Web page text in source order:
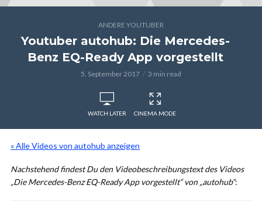
ANDERE YOUTUBER
Youtuber autohub: Die Mercedes-
Benz EQ-Ready App vorgestellt
5. September 2017 3 min read
WATCH LATER CINEMA MODE
« Alle Videos von autohub anzeigen
Nachstehend findest Du den Videobeschreibungstext des Videos
„Die Mercedes-Benz EQ-Ready App vorgestellt“ von „autohub“: